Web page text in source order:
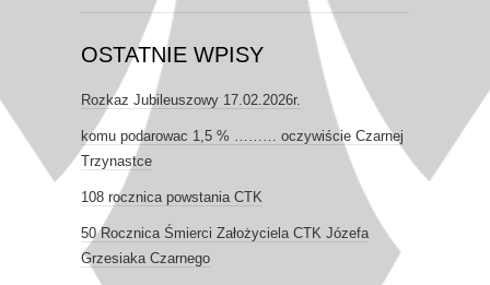
OSTATNIE WPISY
Rozkaz Jubileuszowy 17.02.2026r.
komu podarowac 1,5 % ……… oczywiście Czarnej
Trzynastce
108 rocznica powstania CTK
50 Rocznica Śmierci Założyciela CTK Józefa
Grzesiaka Czarnego